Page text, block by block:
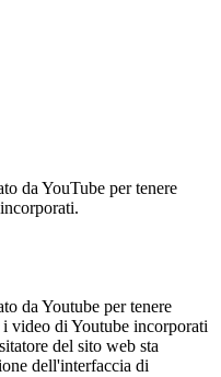
da YouTube per tenere
da Youtube per tenere
video di Youtube incorporati
del sito web sta
dell'interfaccia di